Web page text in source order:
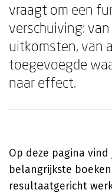
vraagt om een
verschuiving:
uitkomsten, van
toegevoegde
naar effect.
Op deze pagina
belangrijkste
resultaatgericht